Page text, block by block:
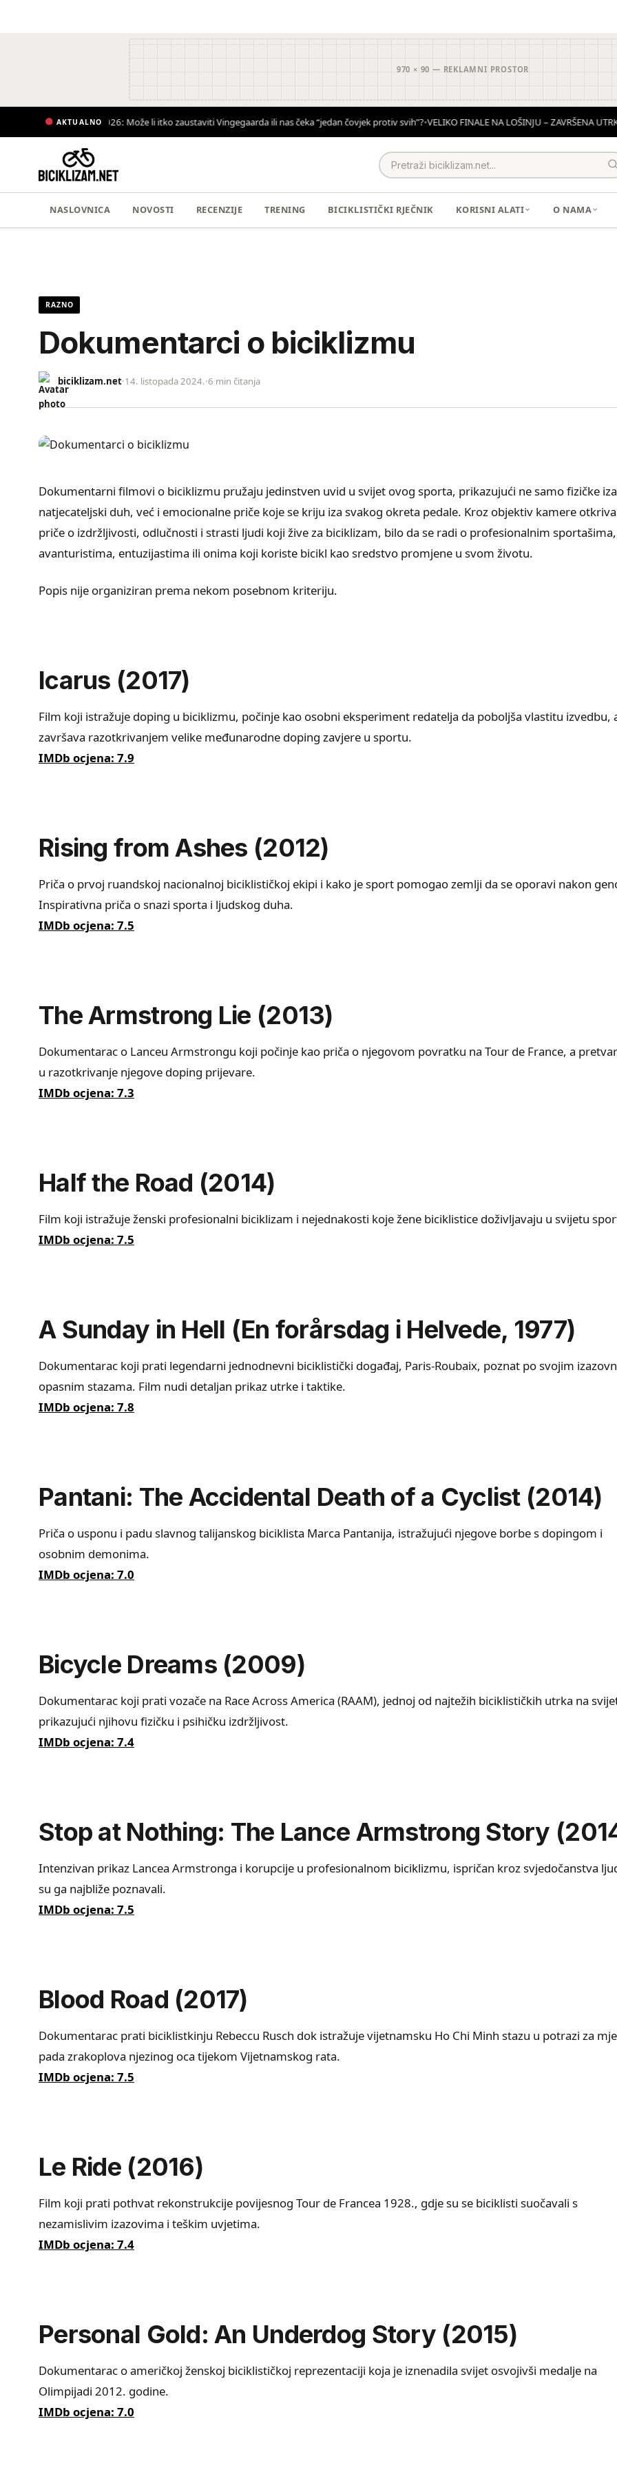
970 × 90 — REKLAMNI PROSTOR
AKTUALNO
Giro d’Italia 2026: Može li itko zaustaviti Vingegaarda ili nas čeka “jedan čovjek protiv svih”?•VELIKO FINALE NA LOŠINJU – ZAVRŠENA
NASLOVNICA NOVOSTI RECENZIJE TRENING BICIKLISTIČKI RJEČNIK KORISNI ALATI O NAMA
RAZNO
Dokumentarci o biciklizmu
biciklizam.net·14. listopada 2024.·6 min čitanja
Dokumentarni filmovi o biciklizmu pružaju jedinstven uvid u svijet ovog sporta, prikazujući ne samo fizičke
natjecateljski duh, već i emocionalne priče koje se kriju iza svakog okreta pedale. Kroz objektiv kamere
priče o izdržljivosti, odlučnosti i strasti ljudi koji žive za biciklizam, bilo da se radi o profesionalnim sportašima,
avanturistima, entuzijastima ili onima koji koriste bicikl kao sredstvo promjene u svom životu.
Popis nije organiziran prema nekom posebnom kriteriju.
Icarus (2017)
Film koji istražuje doping u biciklizmu, počinje kao osobni eksperiment redatelja da poboljša vlastitu izvedbu,
završava razotkrivanjem velike međunarodne doping zavjere u sportu.
IMDb ocjena: 7.9
Rising from Ashes (2012)
Priča o prvoj ruandskoj nacionalnoj biciklističkoj ekipi i kako je sport pomogao zemlji da se oporavi nakon
Inspirativna priča o snazi sporta i ljudskog duha.
IMDb ocjena: 7.5
The Armstrong Lie (2013)
Dokumentarac o Lanceu Armstrongu koji počinje kao priča o njegovom povratku na Tour de France, a
u razotkrivanje njegove doping prijevare.
IMDb ocjena: 7.3
Half the Road (2014)
Film koji istražuje ženski profesionalni biciklizam i nejednakosti koje žene biciklistice doživljavaju u svijetu
IMDb ocjena: 7.5
A Sunday in Hell (En forårsdag i Helvede, 1977)
Dokumentarac koji prati legendarni jednodnevni biciklistički događaj, Paris-Roubaix, poznat po svojim
opasnim stazama. Film nudi detaljan prikaz utrke i taktike.
IMDb ocjena: 7.8
Pantani: The Accidental Death of a Cyclist (2014)
Priča o usponu i padu slavnog talijanskog biciklista Marca Pantanija, istražujući njegove borbe s dopingom i
osobnim demonima.
IMDb ocjena: 7.0
Bicycle Dreams (2009)
Dokumentarac koji prati vozače na Race Across America (RAAM), jednoj od najtežih biciklističkih utrka na
prikazujući njihovu fizičku i psihičku izdržljivost.
IMDb ocjena: 7.4
Stop at Nothing: The Lance Armstrong Story
Intenzivan prikaz Lancea Armstronga i korupcije u profesionalnom biciklizmu, ispričan kroz svjedočanstva
su ga najbliže poznavali.
IMDb ocjena: 7.5
Blood Road (2017)
Dokumentarac prati biciklistkinju Rebeccu Rusch dok istražuje vijetnamsku Ho Chi Minh stazu u potrazi za
pada zrakoplova njezinog oca tijekom Vijetnamskog rata.
IMDb ocjena: 7.5
Le Ride (2016)
Film koji prati pothvat rekonstrukcije povijesnog Tour de Francea 1928., gdje su se biciklisti suočavali s
nezamislivim izazovima i teškim uvjetima.
IMDb ocjena: 7.4
Personal Gold: An Underdog Story (2015)
Dokumentarac o američkoj ženskoj biciklističkoj reprezentaciji koja je iznenadila svijet osvojivši medalje na
Olimpijadi 2012. godine.
IMDb ocjena: 7.0